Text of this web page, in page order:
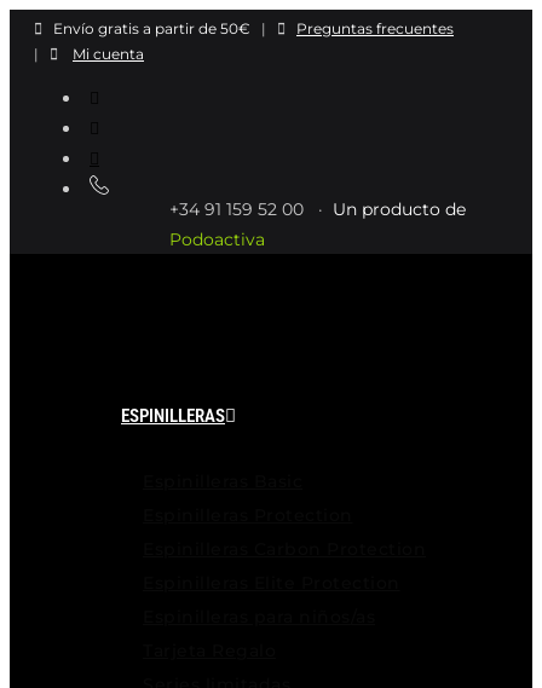
Envío gratis a partir de 50€ |
Preguntas frecuentes
|
Mi cuenta
+34 91 159 52 00 · Un producto de
Podoactiva
ESPINILLERAS